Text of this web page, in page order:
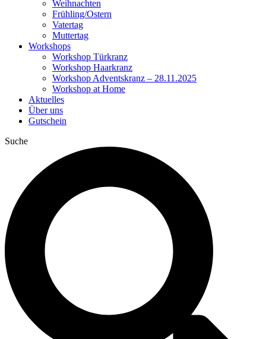
Weihnachten
Frühling/Ostern
Vatertag
Muttertag
Workshops
Workshop Türkranz
Workshop Haarkranz
Workshop Adventskranz – 28.11.2025
Workshop at Home
Aktuelles
Über uns
Gutschein
Suche